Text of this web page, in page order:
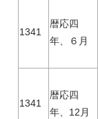
1341
暦応四
年、６月
1341
暦応四
年、12月